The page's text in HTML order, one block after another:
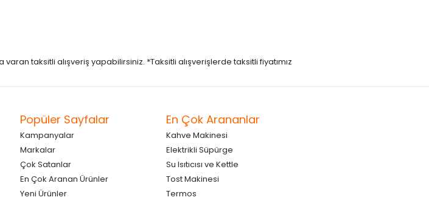
taksitli alışveriş yapabilirsiniz. *Taksitli alışverişlerde taksitli fiyatımız
Popüler Sayfalar
Kampanyalar
Markalar
Çok Satanlar
En Çok Aranan Ürünler
Yeni Ürünler
En Çok Arananlar
Kahve Makinesi
Elektrikli Süpürge
Su Isıtıcısı ve Kettle
Tost Makinesi
Termos